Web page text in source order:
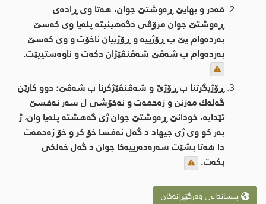
قه‌در و بهایێ ڕه‌وشتێ جوان، هه‌تا وی ڕاده‌ی
ڕه‌وشتێ جوان مرۆڤی دگه‌هینیته‌ پله‌یا وی كه‌سێ
به‌رده‌وام یێ ب ڕۆژییه‌ و ڕۆژییان ناخۆت و وی كه‌سێ
به‌رده‌وام ب شه‌ڤێ شه‌ڤنڤێژان دكه‌ت و ناوه‌ستییێت.
ڕۆژیگرتنا ب ڕۆژێ و شه‌ڤنڤێژكرنا ب شه‌ڤێ؛ دوو كارێن
گه‌له‌ك مه‌زنن و زه‌حمه‌ت و نه‌خۆشی ل سه‌ر نه‌فسێ
تێدایه‌، خودانێ ڕه‌وشتێ جوان ژی گه‌هشته‌ پله‌یا وان، ژ
به‌ر كو وی ژی جیهاد د گه‌ل نه‌فسا خۆ كر و خۆ زه‌حمه‌ت
دا هه‌تا بشێت سه‌ره‌ده‌رییه‌كا جوان د گه‌ل خه‌لكی
بكه‌ت.
پیشاندانی وەرگێڕانەکان